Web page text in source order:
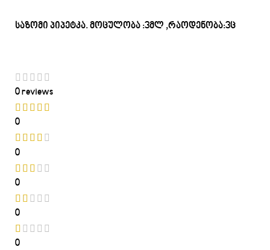
საზომი პიპეტკა. მოცულობა :3მლ ,რაოდენობა:3ც
0 reviews
0
0
0
0
0